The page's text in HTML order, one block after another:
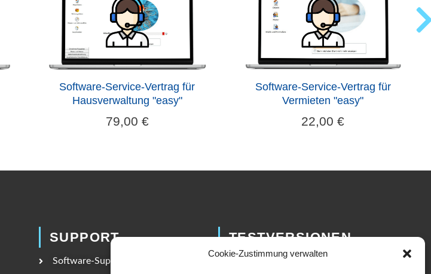
Cookie-Zustimmung verwalten
Software-Service-Vertrag für
Hausverwaltung "easy"
79,00 €
Software-Service-Vertrag für
Vermieten "easy"
22,00€
SUPPORT
Software-Support-Vertrag
TESTVERSIONEN
Sie können unsere Software ganz